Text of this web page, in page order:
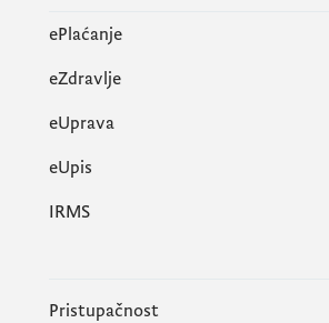
ePlaćanje
eZdravlje
eUprava
еUpis
IRMS
Pristupačnost